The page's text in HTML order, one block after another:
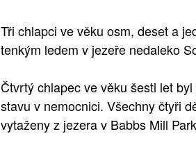
Tři chlapci ve věku osm, deset a
tenkým ledem v jezeře nedaleko
Čtvrtý chlapec ve věku šesti let
stavu v nemocnici. Všechny čtyři
vytaženy z jezera v Babbs Mill